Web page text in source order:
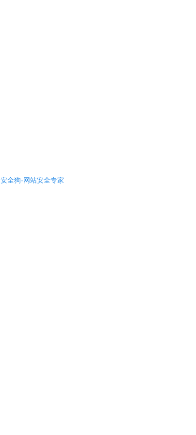
安全狗-网站安全专家